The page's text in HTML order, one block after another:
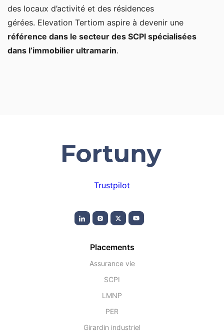
des locaux d’activité et des résidences
gérées. Elevation Tertiom aspire à devenir une
référence dans le secteur des SCPI spécialisées
dans l’immobilier ultramarin.
Trustpilot
Placements
Assurance vie
SCPI
LMNP
PER
Girardin industriel